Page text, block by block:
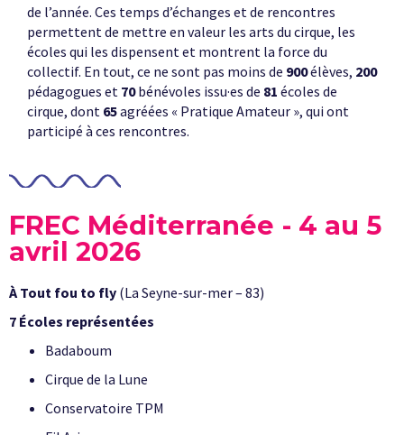
de l’année. Ces temps d’échanges et de rencontres
permettent de mettre en valeur les arts du cirque, les
écoles qui les dispensent et montrent la force du
collectif. En tout, ce ne sont pas moins de 900élèves, 200
pédagogues et 70bénévoles issu·es de 81 écoles de
cirque, dont 65agréées « Pratique Amateur », qui ont
participé à ces rencontres.
FREC Méditerranée - 4 au 5
avril 2026
À Tout fou to fly (La Seyne-sur-mer – 83)
7 Écoles représentées
Badaboum
Cirque de la Lune
Conservatoire TPM